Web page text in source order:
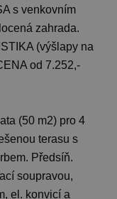
s venkovním
zahrada.
(výšlapy na
od 7.252,-
(50 m2) pro 4
terasu s
Předsíň.
soupravou,
el. konvicí a